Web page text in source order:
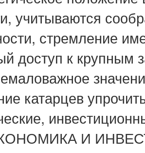
учитываются
стремление
доступ к крупным
катарцев
И